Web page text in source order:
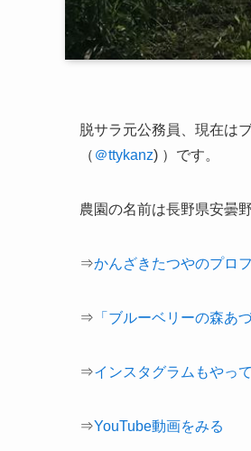
脱サラ元公務員、現在は
（ ＠ttykanz) ）です。
農園の名前は長野県安曇
⇒かんざきたつやのプロ
⇒ 「ブルーベリーの森あ
⇒インスタグラムもやって
⇒YouTube動画をみる